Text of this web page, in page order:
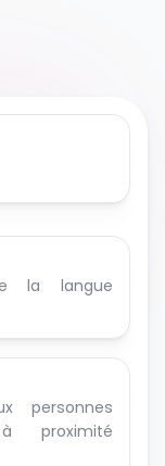
la langue
personnes
proximité